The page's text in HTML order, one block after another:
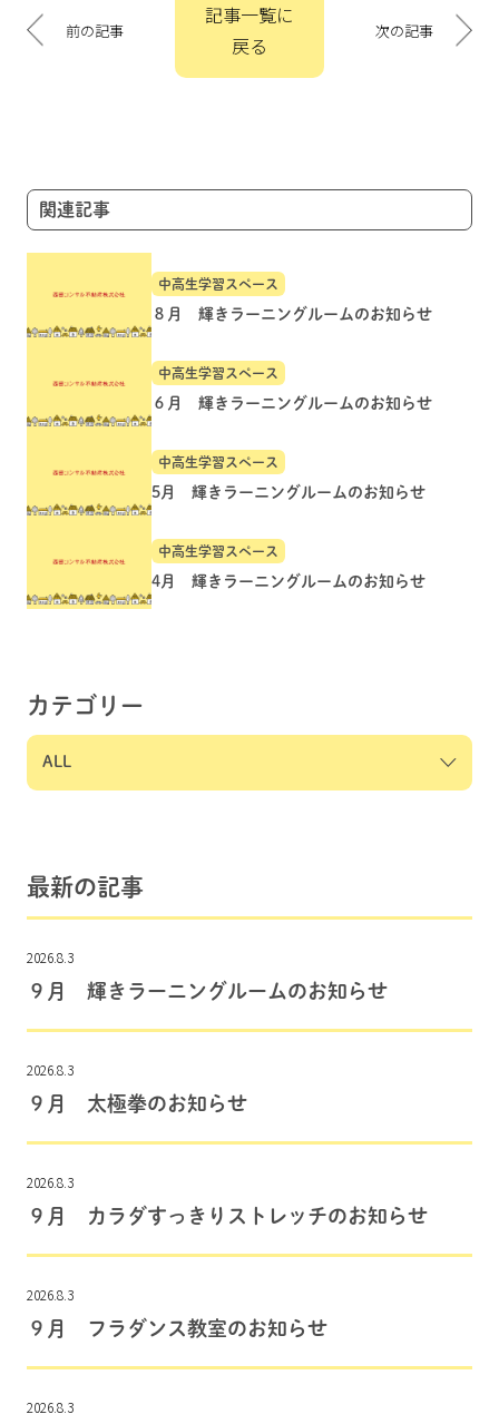
稿
ナ
ョ
ン
前の記事
記事一覧に
戻る
次の記事
関連記事
中高生学習スペース
８月 輝きラーニングルームのお知らせ
中高生学習スペース
６月 輝きラーニングルームのお知らせ
中高生学習スペース
5月 輝きラーニングルームのお知らせ
中高生学習スペース
4月 輝きラーニングルームのお知らせ
カテゴリー
最新の記事
2026.8.3
９月 輝きラーニングルームのお知らせ
2026.8.3
９月 太極拳のお知らせ
2026.8.3
９月 カラダすっきりストレッチのお知らせ
2026.8.3
９月 フラダンス教室のお知らせ
2026.8.3